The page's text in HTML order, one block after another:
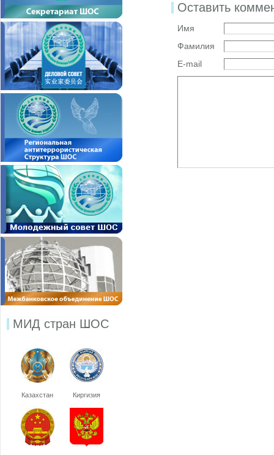
МИД стран ШОС
Казахстан Киргизия
Оставить
Имя
Фамилия
E-mail